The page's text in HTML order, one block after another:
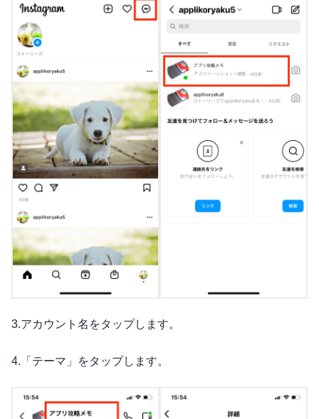
3.アカウント名をタップします。
4.「テーマ」をタップします。